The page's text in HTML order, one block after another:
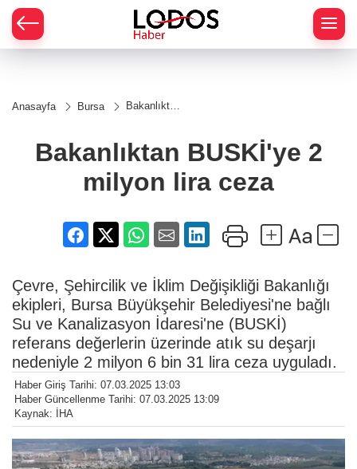
Anasayfa Bursa
Bakanlıktan
ceza
Bakanlıktan BUSKİ'ye 2
milyon lira ceza
Çevre, Şehircilik ve İklim Değişikliği Bakanlığı
ekipleri, Bursa Büyükşehir Belediyesi'ne bağlı
Su ve Kanalizasyon İdaresi'ne (BUSKİ)
referans değerlerin üzerinde atık su deşarjı
nedeniyle 2 milyon 6 bin 31 lira ceza uyguladı.
Haber Giriş Tarihi: 07.03.2025 13:03
Haber Güncellenme Tarihi: 07.03.2025 13:09
Kaynak: İHA